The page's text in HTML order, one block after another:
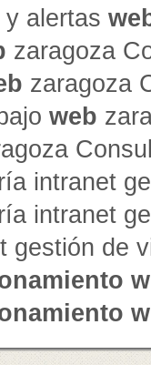
alertas
zaragoza
zaragoza
web
intranet
intranet
gestión de